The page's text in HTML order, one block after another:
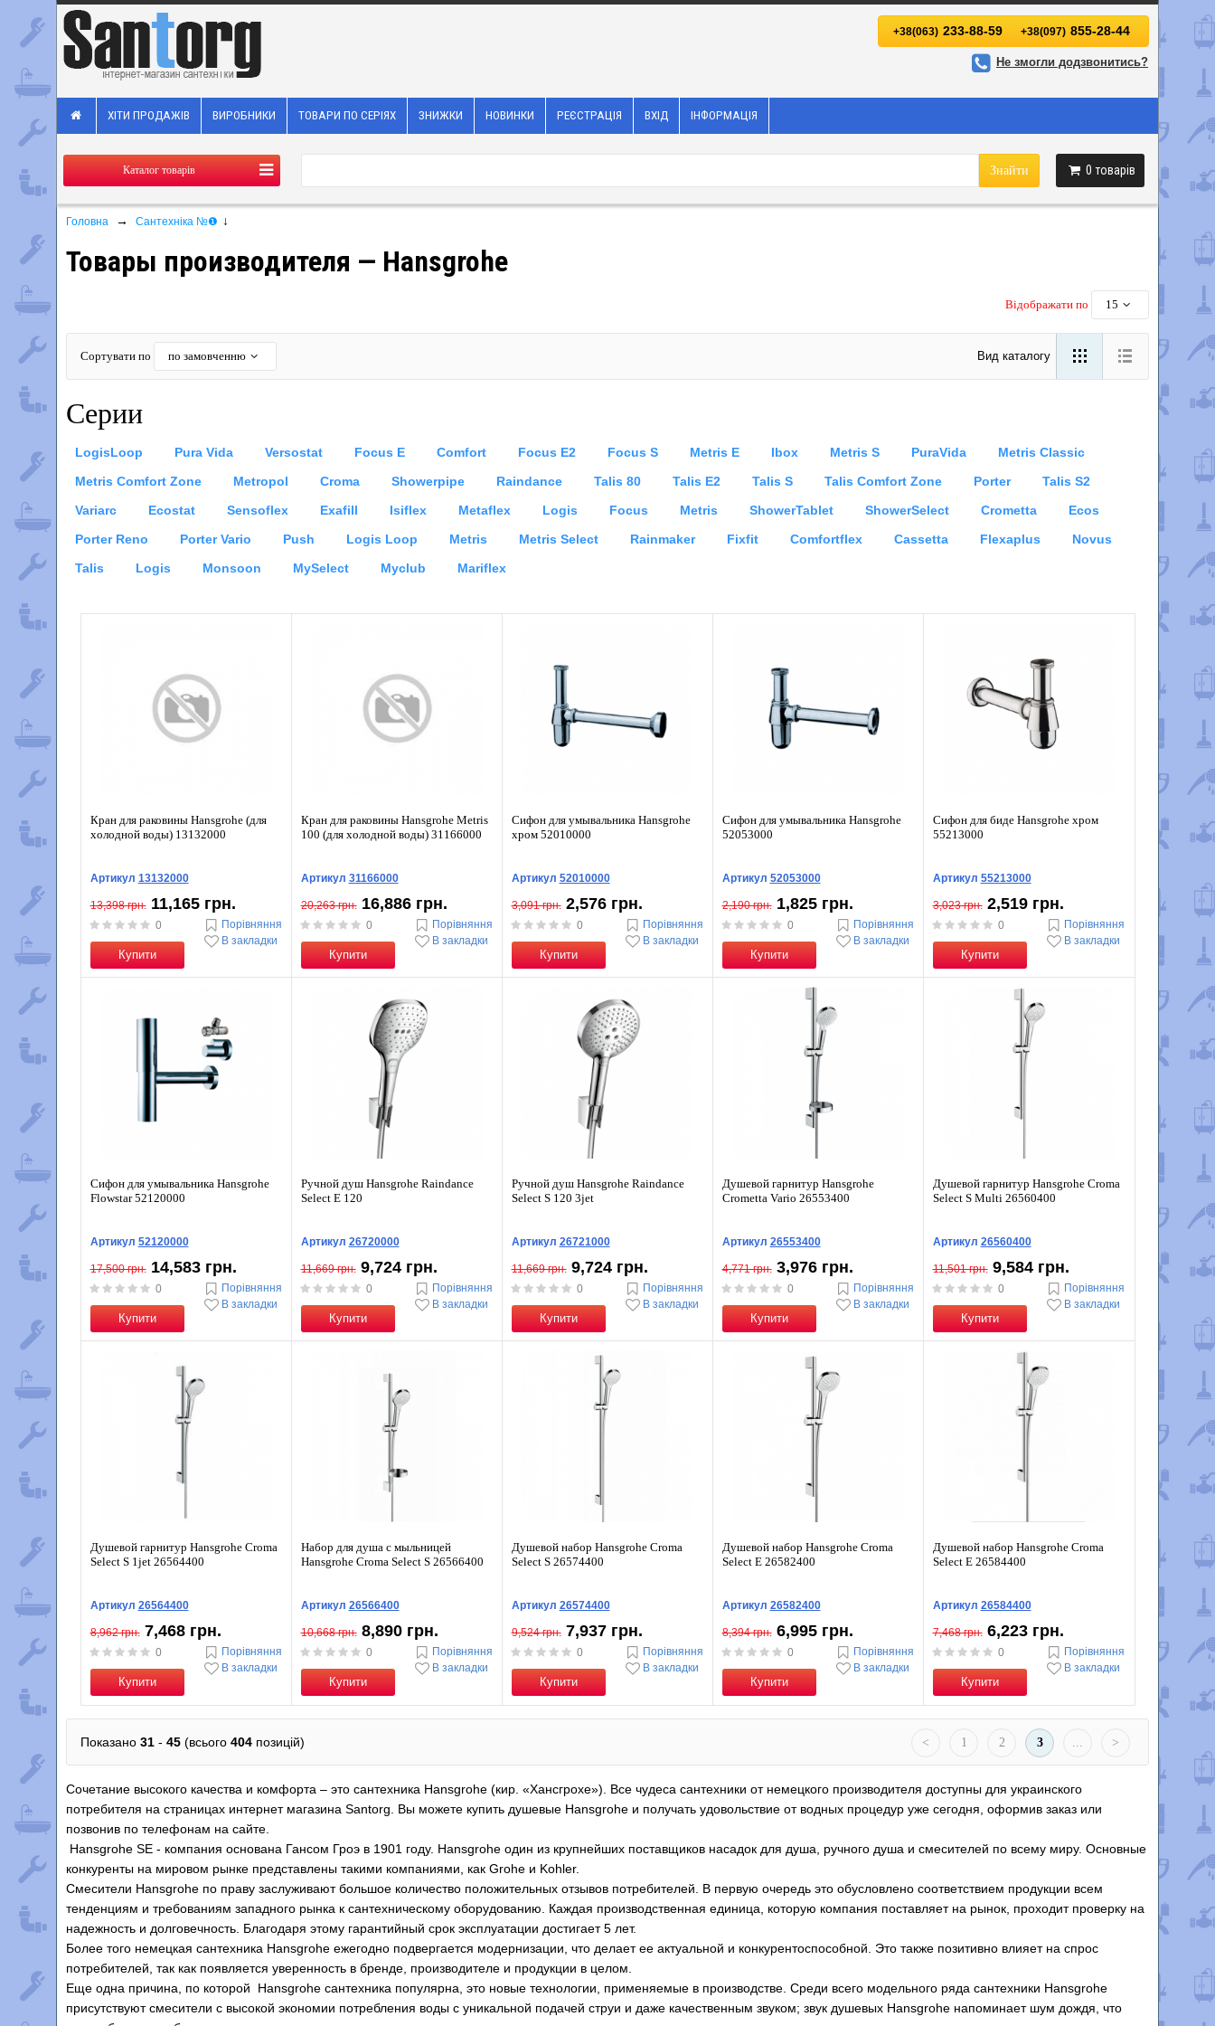
+38(063) 233-88-59 +38(097) 855-28-44
Не змогли додзвонитись?
ХІТИ ПРОДАЖІВ ВИРОБНИКИ ТОВАРИ ПО СЕРІЯХ ЗНИЖКИ НОВИНКИ РЕЄСТРАЦІЯ ВХІД ІНФОРМАЦІЯ
Каталог товарів 0 товарів
Знайти
Головна → Сантехніка №❶ ↓
Товары производителя — Hansgrohe
Відображати по 15
Сортувати по по замовченню Вид каталогу
Серии
LogisLoop Pura Vida Versostat Focus E Comfort Focus E2 Focus S Metris E Ibox Metris S PuraVida
Metris Classic
Metris Comfort Zone
Metropol Croma Showerpipe Raindance Talis 80 Talis E2 Talis S Talis Comfort Zone Porter
Talis S2
Variarc
Ecostat Sensoflex Exafill Isiflex Metaflex Logis Focus Metris ShowerTablet ShowerSelect Crometta
Ecos
Porter Reno
Porter Vario Push Logis Loop Metris Metris Select Rainmaker Fixfit Comfortflex Cassetta Flexaplus
Novus
Talis
Logis Monsoon MySelect Myclub Mariflex
Кран для раковины Hansgrohe (для
холодной воды) 13132000
Артикул 13132000
13,398 грн. 11,165 грн.
0
Купити
Порівняння
В закладки
Кран для раковины Hansgrohe Metris
100 (для холодной воды) 31166000
Артикул 31166000
20,263 грн. 16,886 грн.
0
Купити
Порівняння
В закладки
Сифон для умывальника Hansgrohe
хром 52010000
Артикул 52010000
3,091 грн. 2,576 грн.
0
Купити
Порівняння
В закладки
Сифон для умывальника Hansgrohe
52053000
Артикул 52053000
2,190 грн. 1,825 грн.
0
Купити
Порівняння
В закладки
Сифон для биде Hansgrohe хром
55213000
Артикул 55213000
3,023 грн. 2,519 грн.
0
Купити
Порівняння
В закладки
Сифон для умывальника Hansgrohe
Flowstar 52120000
Артикул 52120000
17,500 грн. 14,583 грн.
0
Купити
Порівняння
В закладки
Ручной душ Hansgrohe Raindance
Select E 120
Артикул 26720000
11,669 грн. 9,724 грн.
0
Купити
Порівняння
В закладки
Ручной душ Hansgrohe Raindance
Select S 120 3jet
Артикул 26721000
11,669 грн. 9,724 грн.
0
Купити
Порівняння
В закладки
Душевой гарнитур Hansgrohe
Crometta Vario 26553400
Артикул 26553400
4,771 грн. 3,976 грн.
0
Купити
Порівняння
В закладки
Душевой гарнитур Hansgrohe Croma
Select S Multi 26560400
Артикул 26560400
11,501 грн. 9,584 грн.
0
Купити
Порівняння
В закладки
Душевой гарнитур Hansgrohe Croma
Select S 1jet 26564400
Артикул 26564400
8,962 грн. 7,468 грн.
0
Купити
Порівняння
В закладки
Набор для душа с мыльницей
Hansgrohe Croma Select S 26566400
Артикул 26566400
10,668 грн. 8,890 грн.
0
Купити
Порівняння
В закладки
Душевой набор Hansgrohe Croma
Select S 26574400
Артикул 26574400
9,524 грн. 7,937 грн.
0
Купити
Порівняння
В закладки
Душевой набор Hansgrohe Croma
Select E 26582400
Артикул 26582400
8,394 грн. 6,995 грн.
0
Купити
Порівняння
В закладки
Душевой набор Hansgrohe Croma
Select E 26584400
Артикул 26584400
7,468 грн. 6,223 грн.
0
Купити
Порівняння
В закладки
Показано 31 - 45 (всього 404 позицій) < 1 2 3 ... >
Сочетание высокого качества и комфорта – это сантехника Hansgrohe (кир. «Хансгрохе»). Все чудеса сантехники от немецкого производителя доступны для украинского
потребителя на страницах интернет магазина Santorg. Вы можете купить душевые Hansgrohe и получать удовольствие от водных процедур уже сегодня, оформив заказ или
позвонив по телефонам на сайте.
Hansgrohe SE - компания основана Гансом Гроэ в 1901 году. Hansgrohe один из крупнейших поставщиков насадок для душа, ручного душа и смесителей по всему миру. Основные
конкуренты на мировом рынке представлены такими компаниями, как Grohe и Kohler.
Смесители Hansgrohe по праву заслуживают большое количество положительных отзывов потребителей. В первую очередь это обусловлено соответствием продукции всем
тенденциям и требованиям западного рынка к сантехническому оборудованию. Каждая производственная единица, которую компания поставляет на рынок, проходит проверку на
надежность и долговечность. Благодаря этому гарантийный срок эксплуатации достигает 5 лет.
Более того немецкая сантехника Hansgrohe ежегодно подвергается модернизации, что делает ее актуальной и конкурентоспособной. Это также позитивно влияет на спрос
потребителей, так как появляется уверенность в бренде, производителе и продукции в целом.
Еще одна причина, по которой Hansgrohe сантехника популярна, это новые технологии, применяемые в производстве. Среди всего модельного ряда сантехники Hansgrohe
присутствуют смесители с высокой экономии потребления воды с уникальной подачей струи и даже качественным звуком; звук душевых Hansgrohe напоминает шум дождя, что